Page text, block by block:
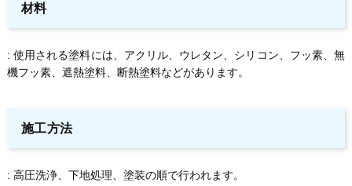
材料
: 使用される塗料には、アクリル、ウレタン、シリコン、フッ素、無
機フッ素、遮熱塗料、断熱塗料などがあります。
施工方法
: 高圧洗浄、下地処理、塗装の順で行われます。